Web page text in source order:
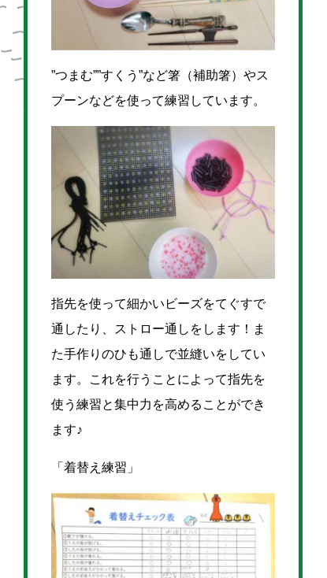
”つまむ””すくう”など箸（補助箸）やス
プーンなどを使って練習しています。
指先を使って細かいビーズをてぐすで
通したり、ストロー通しをします！ま
た手作りのひも通しで並縫いをしてい
ます。これを行うことによって指先を
使う練習と集中力を高めることができ
ます♪
「着替え練習」